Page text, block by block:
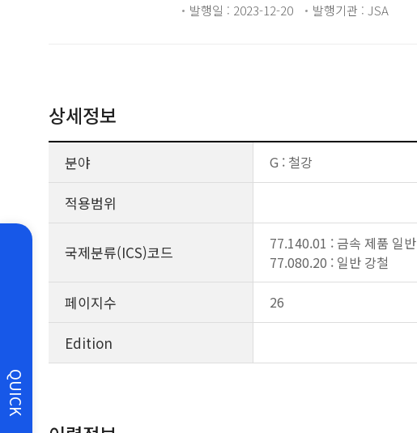
QUICK
발행일 : 2023-12-20 발행기관 : JSA
상세정보
분야 G : 철강
적용범위
국제분류(ICS)코드
77.140.01 : 금속 제품 일반
77.080.20 : 일반 강철
페이지수 26
Edition